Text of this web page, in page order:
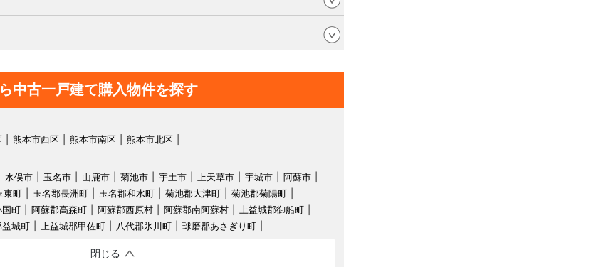
中古一戸建て購入物件を探す
熊本市西区 熊本市南区
熊本市北区
水俣市 玉名市 山鹿市 菊池市 宇土市 上天草市 宇城市
阿蘇市
東町 玉名郡長洲町 玉名郡和水町 菊池郡大津町
菊池郡菊陽町
国町 阿蘇郡高森町 阿蘇郡西原村 阿蘇郡南阿蘇村
上益城郡御船町
城町 上益城郡甲佐町 八代郡氷川町 球磨郡あさぎり町
閉じる